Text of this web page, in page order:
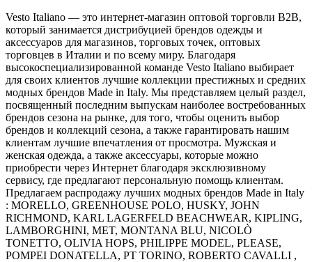
Vesto Italiano — это интернет-магазин оптовой торговли B2B,
который занимается дистрибуцией брендов одежды и
аксессуаров для магазинов, торговых точек, оптовых
торговцев в Италии и по всему миру. Благодаря
высокоспециализированной команде Vesto Italiano выбирает
для своих клиентов лучшие коллекции престижных и средних
модных брендов Made in Italy. Мы представляем целый раздел,
посвященный последним выпускам наиболее востребованных
брендов сезона на рынке, для того, чтобы оценить выбор
брендов и коллекций сезона, а также гарантировать нашим
клиентам лучшие впечатления от просмотра. Мужская и
женская одежда, а также аксессуары, которые можно
приобрести через Интернет благодаря эксклюзивному
сервису, где предлагают персональную помощь клиентам.
Предлагаем распродажу лучших модных брендов Made in Italy
: MORELLO, GREENHOUSE POLO, HUSKY, JOHN
RICHMOND, KARL LAGERFELD BEACHWEAR, KIPLING,
LAMBORGHINI, MET, MONTANA BLU, NICOLÒ
TONETTO, OLIVIA HOPS, PHILIPPE MODEL, PLEASE,
POMPEI DONATELLA, PT TORINO, ROBERTO CAVALLI ,